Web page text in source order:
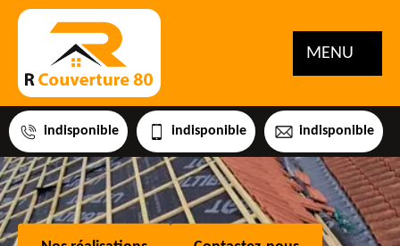
MENU
indisponible indisponible indisponible